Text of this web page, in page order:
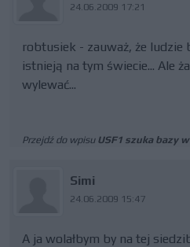
24.06.2009 17:21
robtusiek - zauważ, że ludzie
istnieją na tym świecie... Ale
wylewać...
Przejdź do wpisu USF1 szuka bazy
Simi
24.06.2009 15:47
A ja wolałbym by na tej